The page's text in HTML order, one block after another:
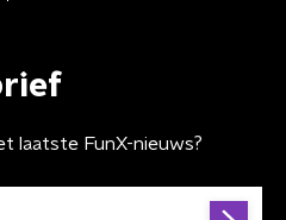
laatste FunX-nieuws?